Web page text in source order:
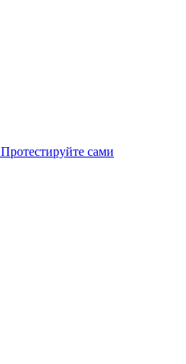
Протестируйте сами